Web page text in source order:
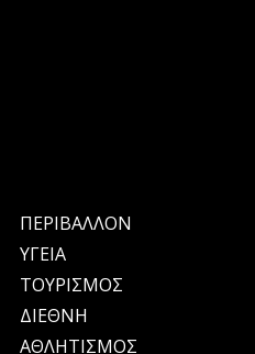
ΠΕΡΙΒΑΛΛΟΝ
ΥΓΕΙΑ
ΤΟΥΡΙΣΜΟΣ
ΔΙΕΘΝΗ
ΑΘΛΗΤΙΣΜΟΣ